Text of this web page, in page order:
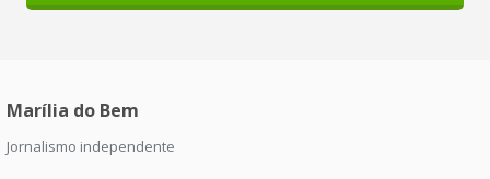
Marília do Bem
Jornalismo independente